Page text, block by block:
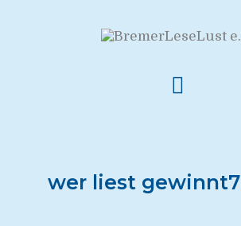
wer liest gewinnt7